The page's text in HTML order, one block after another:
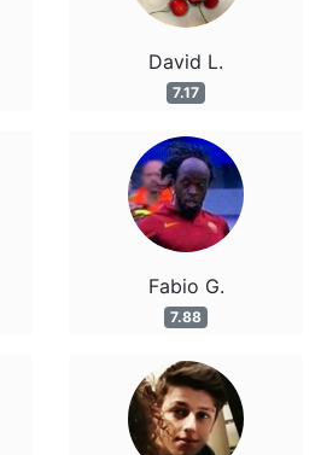
David L.
7.17
Fabio G.
7.88